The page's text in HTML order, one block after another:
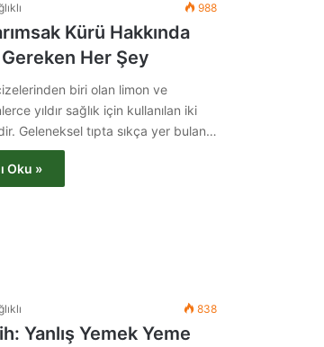
988
Kürü Hakkında
Her Şey
biri olan limon ve
yıldır sağlık için kullanılan iki
Geleneksel tıpta sıkça yer bulan…
Oku »
838
Yanlış Yemek Yeme